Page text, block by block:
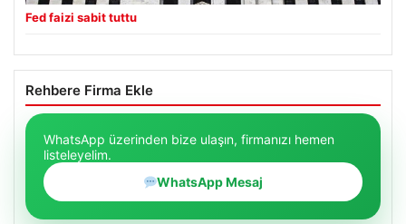
Fed faizi sabit tuttu
Rehbere Firma Ekle
WhatsApp üzerinden bize ulaşın, firmanızı hemen
listeleyelim.
WhatsApp Mesaj